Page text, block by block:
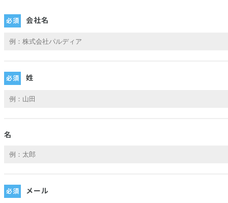
会社名
姓
名
メール